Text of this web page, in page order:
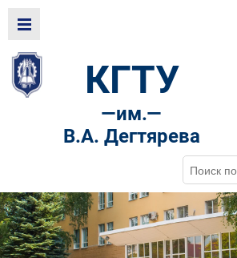
КГТУ
—им.—
В.А. Дегтярева